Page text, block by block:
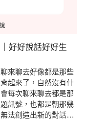
好好說話好好生
來聊去好像都是那些
起來了，自然沒有什
每次聊來聊去都是那
訊號，也都是朝那幾
法創造出新的對話…